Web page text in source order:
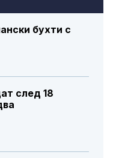
бухти с
след 18